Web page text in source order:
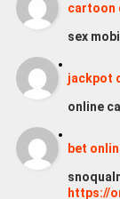
cartoon
sex
jackpot
online
bet
https://